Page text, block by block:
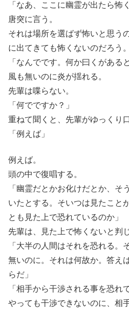
「なあ、ここに幽霊が出たら怖
唐突に言う。
それは場所を選ばず怖いと思う
に出てきても怖くないのだろう。
「なんでです。何か曰くがある
風も無いのに炎が揺れる。
先輩は喋らない。
「何でですか？」
重ねて聞くと、先輩がゆっくり
「例えば」
例えば。
頭の中で復唱する。
「幽霊だとかお化けだとか、そ
いたとする。そいつは見たこと
とも見た上で恐れているのか」
先輩は、見た上で怖くないと判
「大半の人間はそれを恐れる。
無いのに。それは何故か。答え
らだ」
「相手から干渉される事を恐れ
やっても干渉できないのに、相